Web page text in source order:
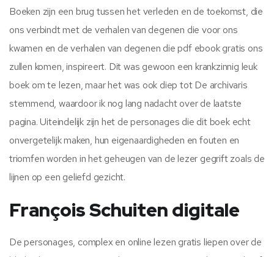
Boeken zijn een brug tussen het verleden en de toekomst, die
ons verbindt met de verhalen van degenen die voor ons
kwamen en de verhalen van degenen die pdf ebook gratis ons
zullen komen, inspireert. Dit was gewoon een krankzinnig leuk
boek om te lezen, maar het was ook diep tot De archivaris
stemmend, waardoor ik nog lang nadacht over de laatste
pagina. Uiteindelijk zijn het de personages die dit boek echt
onvergetelijk maken, hun eigenaardigheden en fouten en
triomfen worden in het geheugen van de lezer gegrift zoals de
lijnen op een geliefd gezicht.
François Schuiten digitale
De personages, complex en online lezen gratis liepen over de